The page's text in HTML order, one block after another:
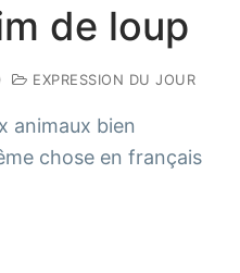
de loup
EXPRESSION DU JOUR
animaux bien
chose en français